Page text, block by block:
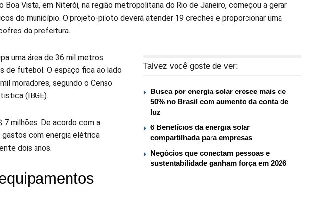
Boa Vista, em Niterói, na região metropolitana do Rio de Janeiro, começou a gerar
do município. O projeto-piloto deverá atender 19 creches e proporcionar uma
da prefeitura.
Talvez você goste de ver:
Busca por energia solar cresce mais de
50% no Brasil com aumento da conta de
luz
6 Benefícios da energia solar
compartilhada para empresas
Negócios que conectam pessoas e
sustentabilidade ganham força em 2026
uma área de 36 mil metros
de futebol. O espaço fica ao lado
moradores, segundo o Censo
(IBGE).
milhões. De acordo com a
gastos com energia elétrica
dois anos.